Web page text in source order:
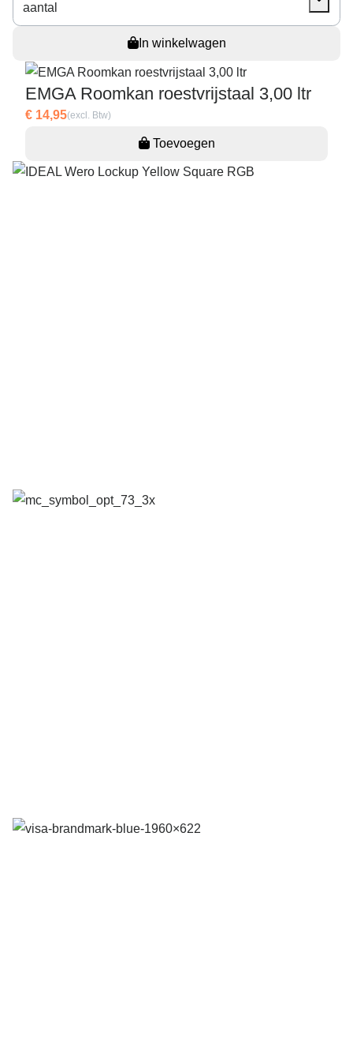
aantal
In winkelwagen
EMGA Roomkan roestvrijstaal 3,00 ltr
€ 14,95(excl. Btw)
Toevoegen